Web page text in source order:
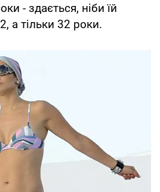
- здається, ніби їй
а тільки 32 роки.